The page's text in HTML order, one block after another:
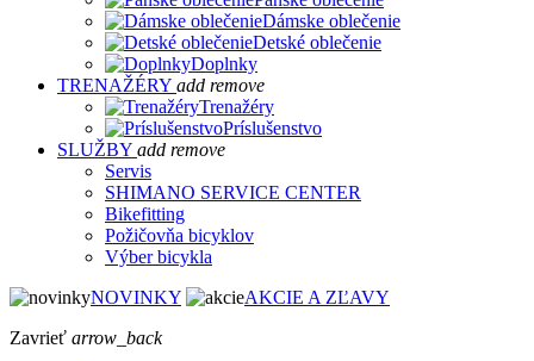
Dámske oblečenie
Detské oblečenie
Doplnky
TRENAŽÉRY add remove
Trenažéry
Príslušenstvo
SLUŽBY add remove
Servis
SHIMANO SERVICE CENTER
Bikefitting
Požičovňa bicyklov
Výber bicykla
NOVINKY
AKCIE A ZĽAVY
Zavrieť arrow_back